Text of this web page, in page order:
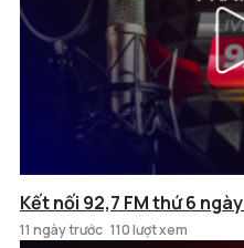
Kết nối 92,7 FM thứ 6
11 ngày trước 110 lượt xem